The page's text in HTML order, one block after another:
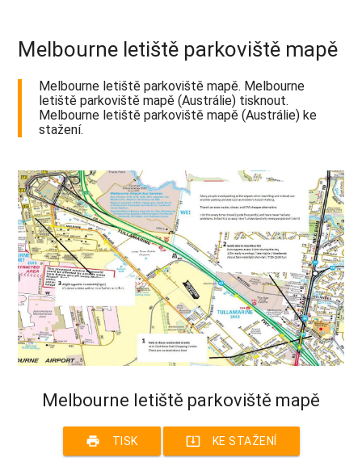
Melbourne letiště parkoviště mapě
Melbourne letiště parkoviště mapě. Melbourne
letiště parkoviště mapě (Austrálie) tisknout.
Melbourne letiště parkoviště mapě (Austrálie) ke
stažení.
Melbourne letiště parkoviště mapě
print TISK system_update_alt KE STAŽENÍ